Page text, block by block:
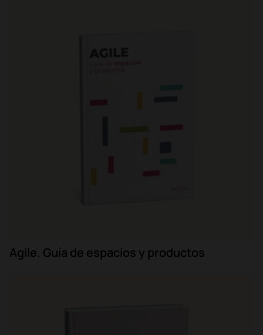
Agile. Guía de espacios y productos